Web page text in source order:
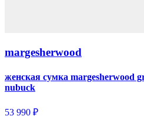
margesherwood
женская сумка margesherwood
nubuck
53 990 ₽